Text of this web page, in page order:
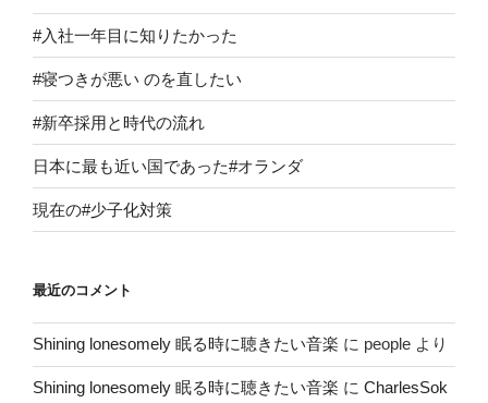
#入社一年目に知りたかった
#寝つきが悪い のを直したい
#新卒採用と時代の流れ
日本に最も近い国であった#オランダ
現在の#少子化対策
最近のコメント
Shining lonesomely 眠る時に聴きたい音楽 に people より
Shining lonesomely 眠る時に聴きたい音楽 に CharlesSok